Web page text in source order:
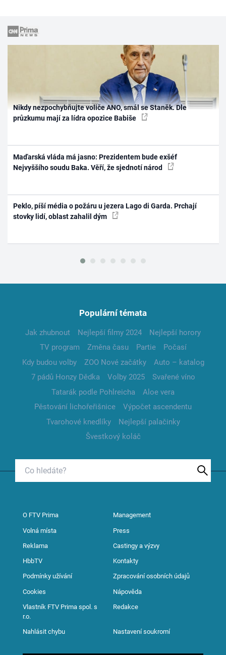
Nikdy nezpochybňujte voliče ANO, smál se Staněk. Dle
průzkumu mají za lídra opozice Babiše
Maďarská vláda má jasno: Prezidentem bude exšéf
Nejvyššího soudu Baka. Věří, že sjednotí národ
Peklo, píší média o požáru u jezera Lago di Garda. Prchají
stovky lidí, oblast zahalil dým
Populární témata
Jak zhubnout Nejlepší filmy 2024
Nejlepší horory
TV program
Změna času Partie
Počasí
Kdy budou volby
ZOO Nové začátky
Auto – katalog
7 pádů Honzy Dědka
Volby 2025
Svařené víno
Tatarák podle Pohlreicha
Aloe vera
Pěstování lichořeřišnice
Výpočet ascendentu
Tvarohové knedlíky
Nejlepší palačinky
Švestkový koláč
O FTV Prima Management
Volná místa Press
Reklama Castingy a výzvy
HbbTV Kontakty
Podmínky užívání Zpracování osobních údajů
Cookies Nápověda
Vlastník FTV Prima spol. s
r.o.
Redakce
Nahlásit chybu Nastavení soukromí